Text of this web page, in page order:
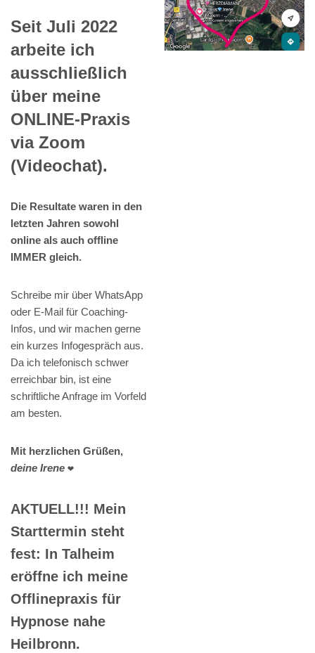
Seit Juli 2022
arbeite ich
ausschließlich
über meine
ONLINE-Praxis
via Zoom
(Videochat).
Die Resultate waren in den
letzten Jahren sowohl
online als auch offline
IMMER gleich.
Schreibe mir über WhatsApp
oder E-Mail für Coaching-
Infos, und wir machen gerne
ein kurzes Infogespräch aus.
Da ich telefonisch schwer
erreichbar bin, ist eine
schriftliche Anfrage im Vorfeld
am besten.
Mit herzlichen Grüßen,
deine Irene ❤️
AKTUELL!!! Mein
Starttermin steht
fest: In Talheim
eröffne ich meine
Offlinepraxis für
Hypnose nahe
Heilbronn.